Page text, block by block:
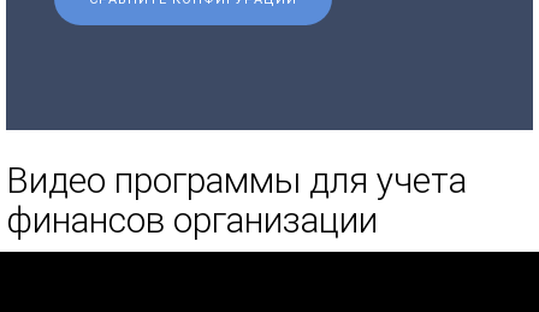
Видео программы для учета
финансов организации